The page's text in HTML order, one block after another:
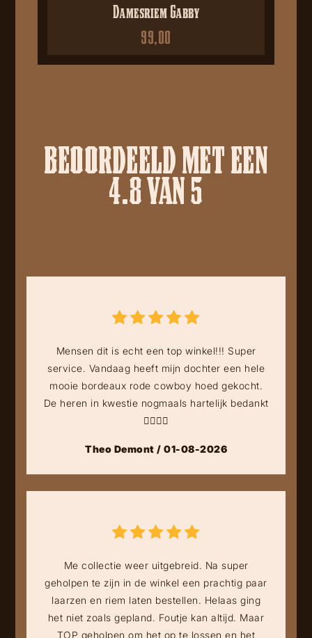
Damesriem Gabby
99,00
BEOORDEELD MET EEN
4.8 VAN 5
Mensen dit is echt een top winkel!!! Super
service. Vandaag heeft mijn dochter een hele
mooie bordeaux rode cowboy hoed gekocht.
De heren in kwestie nogmaals hartelijk bedankt
👍🏻👍🏻
Theo Demont / 01-08-2026
Me collectie weer uitgebreid. Na super
geholpen te zijn in de winkel een prachtig paar
laarzen en riem laten bestellen. Helaas ging
het niet zoals gepland. Foutje kan altijd. Maar
TOP geholpen om het op te lossen en het